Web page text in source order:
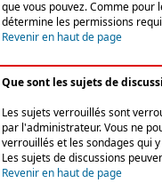
que vous pouvez. Comme
détermine les permissions
Revenir en haut de page
Que sont les sujets de
Les sujets verrouillés sont
par l'administrateur. Vous ne
verrouillés et les sondages qui
Les sujets de discussions
Revenir en haut de page